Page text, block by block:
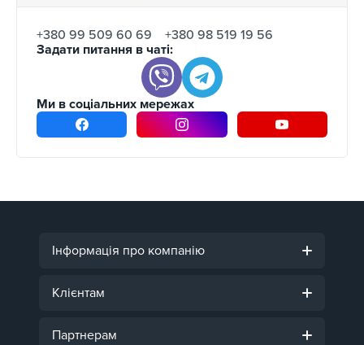
+380 99 509 60 69
+380 98 519 19 56
Задати питання в чаті:
Ми в соціальних мережах
Інформація про компанію
Клієнтам
Партнерам